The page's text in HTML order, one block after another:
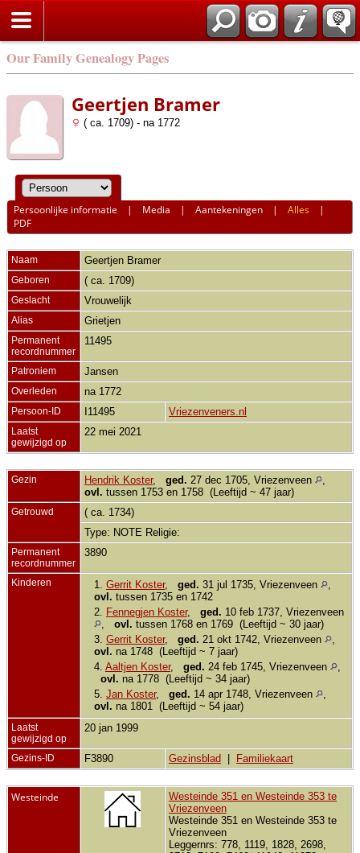
Our Family Genealogy Pages
Geertjen Bramer
( ca. 1709) - na 1772
Persoonlijke informatie | Media |Aantekeningen |Alles |
PDF
Naam Geertjen Bramer
Geboren ( ca. 1709)
Geslacht Vrouwelijk
Alias Grietjen
Permanent
recordnummer
11495
Patroniem Jansen
Overleden na 1772
Persoon-ID I11495 Vriezenveners.nl
Laatst
gewijzigd op
22 mei 2021
Gezin Hendrik Koster, ged. 27 dec 1705, Vriezenveen
ovl. tussen 1753 en 1758 (Leeftijd ~ 47 jaar)
Getrouwd
( ca. 1734)
Type: NOTE Religie:
Permanent
recordnummer
3890
Kinderen 1. Gerrit Koster, ged. 31 jul 1735, Vriezenveen
ovl. tussen 1735 en 1742
2.
Fennegjen Koster, ged. 10 feb 1737, Vriezenveen
ovl. tussen 1768 en 1769 (Leeftijd ~ 30 jaar)
3. Gerrit Koster, ged. 21 okt 1742, Vriezenveen
ovl. na 1748 (Leeftijd ~ 7 jaar)
4. Aaltjen Koster, ged. 24 feb 1745, Vriezenveen
ovl. na 1778 (Leeftijd ~ 34 jaar)
5. Jan Koster, ged. 14 apr 1748, Vriezenveen
ovl. na 1801 (Leeftijd ~ 54 jaar)
Laatst
gewijzigd op
20 jan 1999
Gezins-ID F3890 Gezinsblad Familiekaart
Westeinde
Westeinde 351 en Westeinde 353 te
Vriezenveen
Westeinde 351 en Westeinde 353 te
Vriezenveen
Leggernrs: 778, 1119, 1828, 2698,